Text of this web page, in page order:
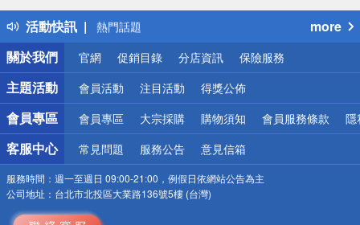
活動快訊
得獎公告
熱門話題
銀行優惠
偏遠地區配送
詐騙網頁！請小心！
more
關於我們
官網 促銷目錄 分店資訊 保險服務
主題活動 會員活動 注目活動 得獎公佈
會員專區 會員專區 大宗採購 購物須知 會員服務條款 隱
客服中心 常見問題 服務公告 意見信箱
服務時間： 週一至週日 09:00-21:00，例假日依網站公告為主
公司地址： 台北市北投區大業路136號5樓 (台灣)